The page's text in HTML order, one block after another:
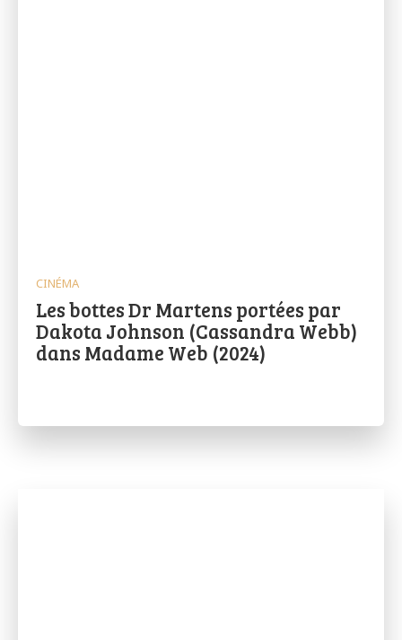
CINÉMA
Les bottes Dr Martens portées par
Dakota Johnson (Cassandra Webb)
dans Madame Web (2024)